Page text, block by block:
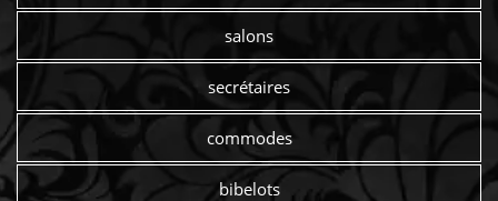
salons
secrétaires
commodes
bibelots